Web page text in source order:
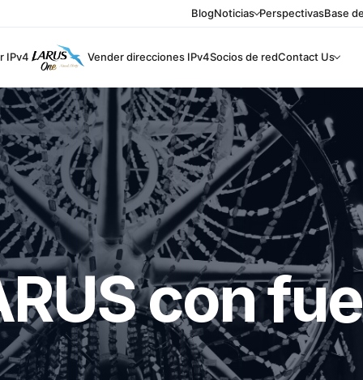
BlogNoticias PerspectivasBase
IPv4 Vender direcciones IPv4Socios de redContact Us
con